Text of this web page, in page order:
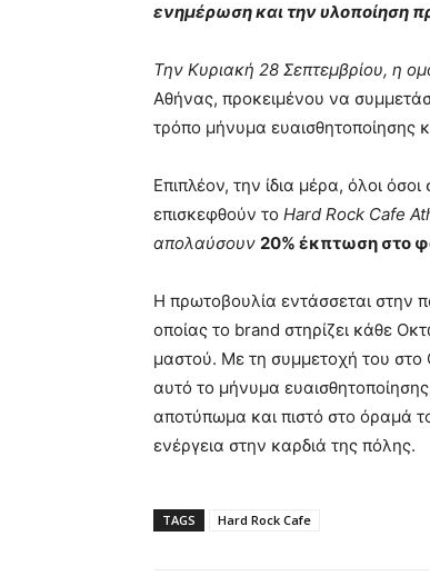
ενημέρωση και την υλοποίηση
Την Κυριακή 28 Σεπτεμβρίου, η
Αθήνας, προκειμένου να
τρόπο μήνυμα ευαισθητοποίησης
Επιπλέον, την ίδια μέρα, όλοι
επισκεφθούν το Hard Rock Cafe
απολαύσουν 20% έκπτωση στο
Η πρωτοβουλία εντάσσεται στην
οποίας το brand στηρίζει κάθε
μαστού. Με τη συμμετοχή του στο
αυτό το μήνυμα
αποτύπωμα και πιστό στο όραμά
ενέργεια στην καρδιά της πόλης.
TAGS Hard Rock Cafe